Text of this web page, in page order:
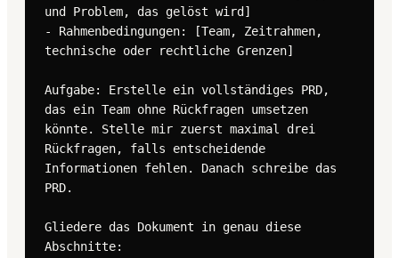
und Problem, das gelöst wird]
- Rahmenbedingungen: [Team, Zeitrahmen,
technische oder rechtliche Grenzen]
Aufgabe: Erstelle ein vollständiges PRD,
das ein Team ohne Rückfragen umsetzen
könnte. Stelle mir zuerst maximal drei
Rückfragen, falls entscheidende
Informationen fehlen. Danach schreibe das
PRD.
Gliedere das Dokument in genau diese
Abschnitte: